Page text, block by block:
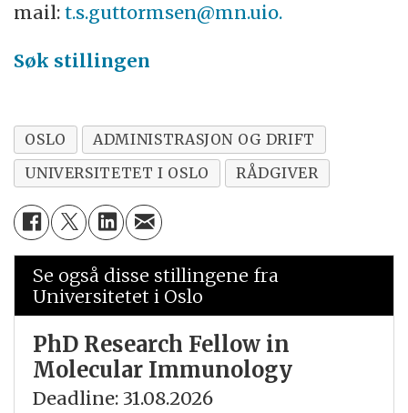
mail:t.s.guttormsen@mn.uio.
Søk stillingen
OSLO
ADMINISTRASJON OG DRIFT
UNIVERSITETET I OSLO
RÅDGIVER
Se også disse stillingene fra
Universitetet i Oslo
PhD Research Fellow in
Molecular Immunology
Deadline: 31.08.2026